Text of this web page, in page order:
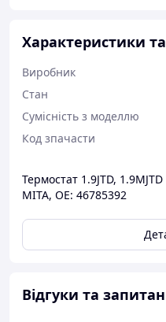
Характеристики
Виробник
Стан
Сумісність з моделлю
Код зпачасти
Термостат 1.9JTD,
MITA, OE: 46785392
Відгуки та